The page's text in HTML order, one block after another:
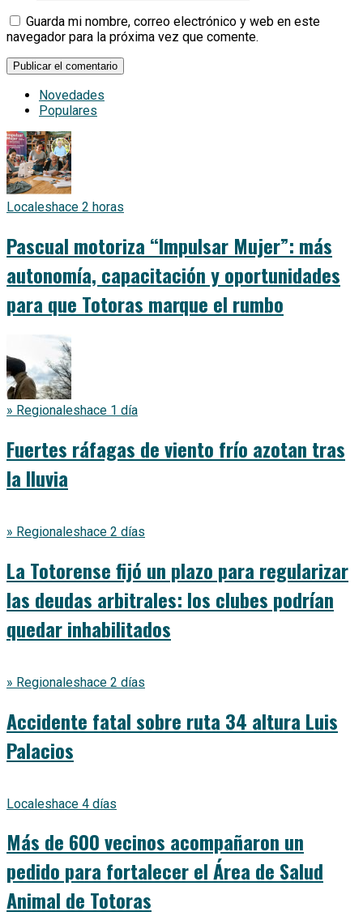
Guarda mi nombre, correo electrónico y web en este
navegador para la próxima vez que comente.
Novedades
Populares
Localeshace 2 horas
Pascual motoriza “Impulsar Mujer”: más
autonomía, capacitación y oportunidades
para que Totoras marque el rumbo
» Regionaleshace 1 día
Fuertes ráfagas de viento frío azotan tras
la lluvia
» Regionaleshace 2 días
La Totorense fijó un plazo para regularizar
las deudas arbitrales: los clubes podrían
quedar inhabilitados
» Regionaleshace 2 días
Accidente fatal sobre ruta 34 altura Luis
Palacios
Localeshace 4 días
Más de 600 vecinos acompañaron un
pedido para fortalecer el Área de Salud
Animal de Totoras